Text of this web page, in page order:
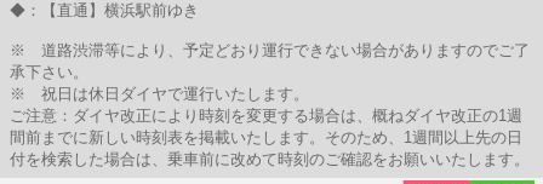
◆：【直通】横浜駅前ゆき
※ 道路渋滞等により、予定どおり運行できない場合がありますのでご了
承下さい。
※ 祝日は休日ダイヤで運行いたします。
ご注意：ダイヤ改正により時刻を変更する場合は、概ねダイヤ改正の1週
間前までに新しい時刻表を掲載いたします。そのため、1週間以上先の日
付を検索した場合は、乗車前に改めて時刻のご確認をお願いいたします。